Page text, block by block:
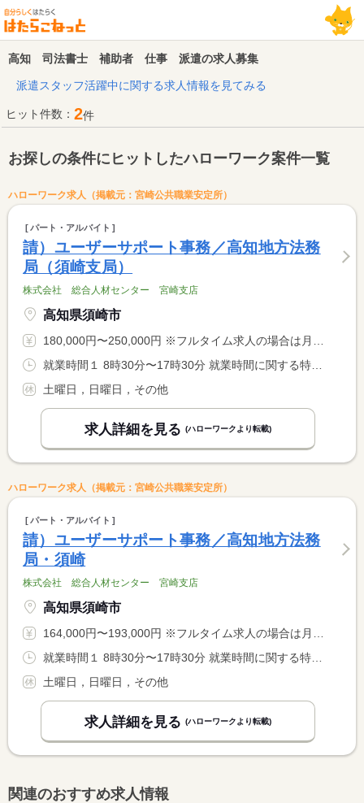
高知 司法書士 補助者 仕事 派遣の求人募集
派遣スタッフ活躍中に関する求人情報を見てみる
ヒット件数： 2件
お探しの条件にヒットしたハローワーク案件一覧
ハローワーク求人（掲載元：宮崎公共職業安定所）
パート・アルバイト
請）ユーザーサポート事務／高知地方法務
局（須崎支局）
株式会社 総合人材センター 宮崎支店
高知県須崎市
180,000円〜250,000円 ※フルタイム求人の場合は月額（換算額）、パート求人の場合は時間額を表示しています。
土曜日，日曜日，その他
求人詳細を見る (ハローワークより転載)
ハローワーク求人（掲載元：宮崎公共職業安定所）
パート・アルバイト
請）ユーザーサポート事務／高知地方法務
局・須崎
株式会社 総合人材センター 宮崎支店
高知県須崎市
164,000円〜193,000円 ※フルタイム求人の場合は月額（換算額）、パート求人の場合は時間額を表示しています。
土曜日，日曜日，その他
求人詳細を見る (ハローワークより転載)
関連のおすすめ求人情報